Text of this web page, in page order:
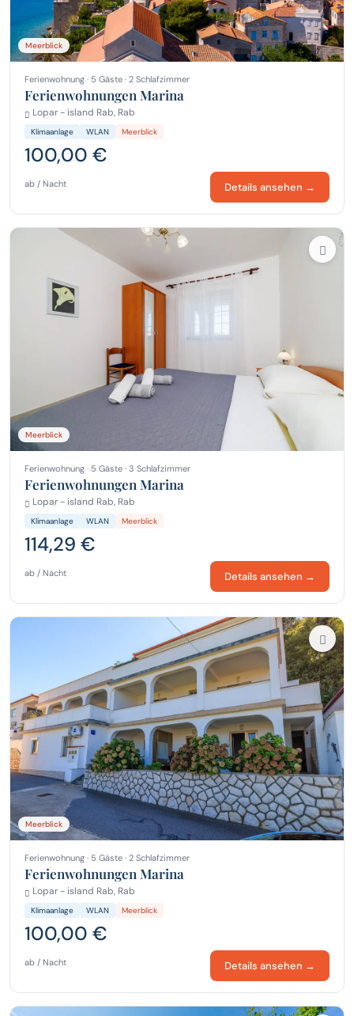
Meerblick
Ferienwohnung · 5 Gäste · 2 Schlafzimmer
Ferienwohnungen Marina
Lopar - island Rab, Rab
Klimaanlage WLAN Meerblick
100,00 €
ab / Nacht Details ansehen →
Meerblick
Ferienwohnung · 5 Gäste · 3 Schlafzimmer
Ferienwohnungen Marina
Lopar - island Rab, Rab
Klimaanlage WLAN Meerblick
114,29 €
ab / Nacht Details ansehen →
Meerblick
Ferienwohnung · 5 Gäste · 2 Schlafzimmer
Ferienwohnungen Marina
Lopar - island Rab, Rab
Klimaanlage WLAN Meerblick
100,00 €
ab / Nacht Details ansehen →